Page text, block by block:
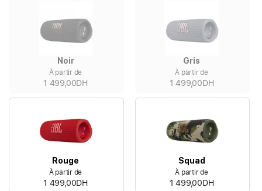
Noir
À partir de
1 499,00DH
Gris
À partir de
1 499,00DH
Rouge
À partir de
1 499,00DH
Squad
À partir de
1 499,00DH